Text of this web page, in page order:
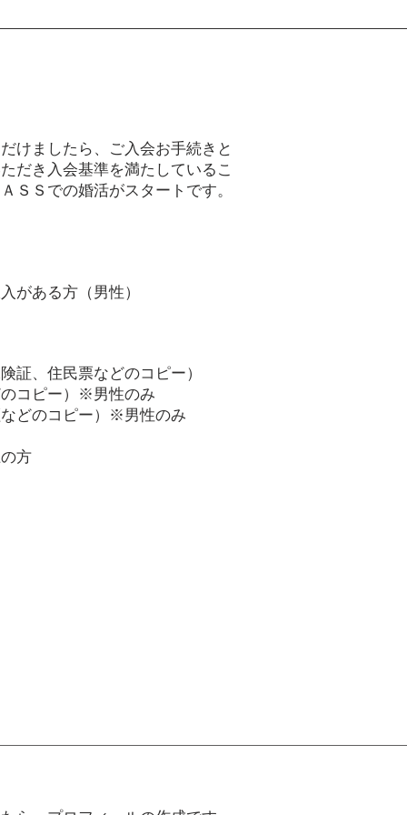
けましたら、ご入会お手続きと
だき入会基準を満たしているこ
ＳＳでの婚活がスタートです。
がある方（男性）
証、住民票などのコピー）
コピー）※男性のみ
どのコピー）※男性のみ
方